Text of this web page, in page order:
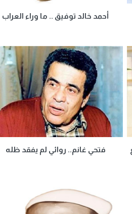
أحمد خالد توفيق .. ما وراء العراب
فتحي غانم.. روائي لم يفقد ظله